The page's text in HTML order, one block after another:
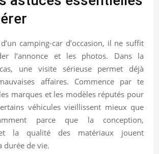
camping-car d’occasion, il ne suffit
l’annonce et les photos. Dans la
une visite sérieuse permet déjà
affaires. Commence par te
marques et les modèles réputés pour
véhicules vieillissent mieux que
parce que la conception,
et la qualité des matériaux jouent
durée de vie.